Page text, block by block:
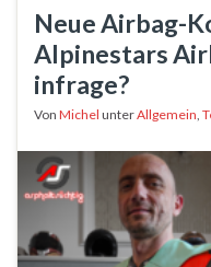
Neue Airbag-
Alpinestars
infrage?
Von Michel unterAllgemein